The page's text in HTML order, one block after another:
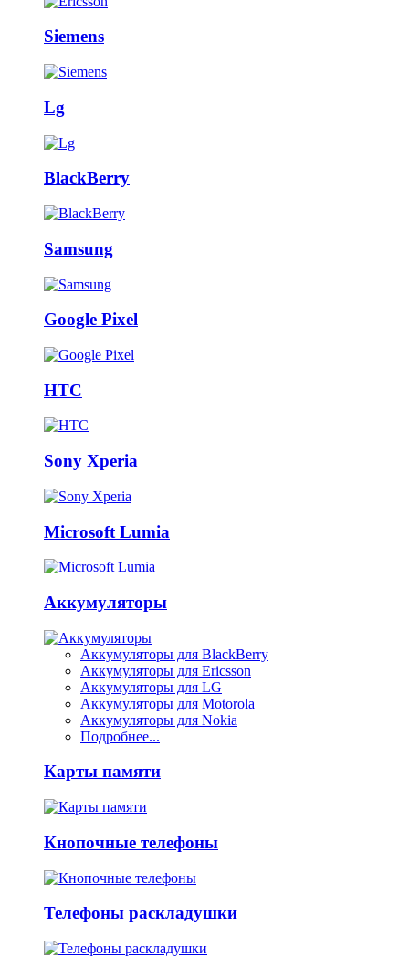
Siemens
Lg
BlackBerry
Samsung
Google Pixel
HTC
Sony Xperia
Microsoft Lumia
Аккумуляторы
Аккумуляторы для BlackBerry
Аккумуляторы для Ericsson
Аккумуляторы для LG
Аккумуляторы для Motorola
Аккумуляторы для Nokia
Подробнее...
Карты памяти
Кнопочные телефоны
Телефоны раскладушки